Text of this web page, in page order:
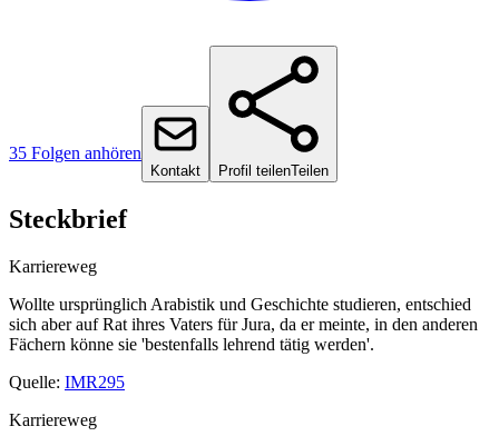
35 Folgen anhören
Kontakt Profil teilenTeilen
Steckbrief
Karriereweg
Wollte ursprünglich Arabistik und Geschichte studieren, entschied
sich aber auf Rat ihres Vaters für Jura, da er meinte, in den anderen
Fächern könne sie 'bestenfalls lehrend tätig werden'.
Quelle: IMR295
Karriereweg